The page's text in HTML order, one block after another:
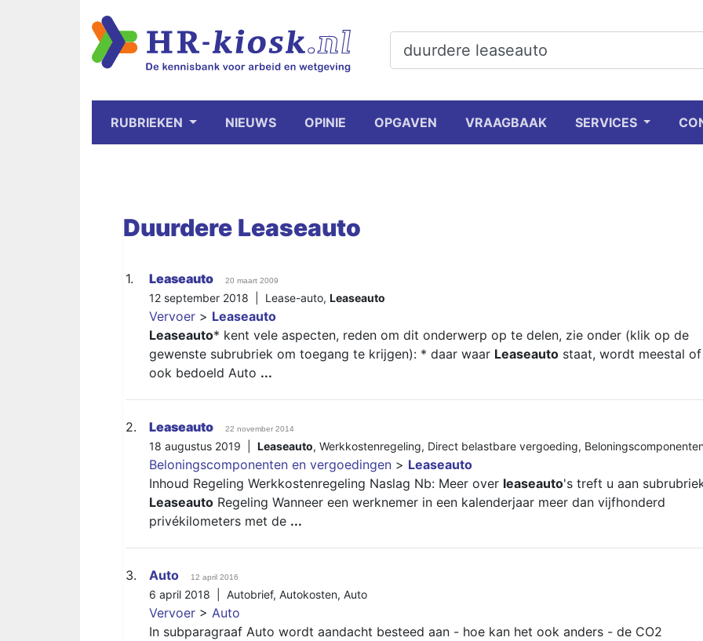
RUBRIEKEN NIEUWS OPINIE OPGAVEN VRAAGBAAK SERVICES
Duurdere Leaseauto
1. Leaseauto 20 maart 2009
12 september 2018 | Lease-auto, Leaseauto
Vervoer > Leaseauto
Leaseauto* kent vele aspecten, reden om dit onderwerp op te delen, zie onder (klik op de
gewenste subrubriek om toegang te krijgen): * daar waar Leaseauto staat, wordt meestal of
ook bedoeld Auto ...
2. Leaseauto 22 november 2014
18 augustus 2019 | Leaseauto, Werkkostenregeling, Direct belastbare vergoeding,
Beloningscomponenten en vergoedingen > Leaseauto
Inhoud Regeling Werkkostenregeling Naslag Nb: Meer over leaseauto's treft u aan
Leaseauto Regeling Wanneer een werknemer in een kalenderjaar meer dan vijfhonderd
privékilometers met de ...
3. Auto 12 april 2016
6 april 2018 | Autobrief, Autokosten, Auto
Vervoer > Auto
In subparagraaf Auto wordt aandacht besteed aan - hoe kan het ook anders - de CO2